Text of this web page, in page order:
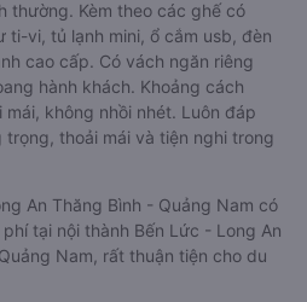
thường. Kèm theo các ghế có
ti-vi, tủ lạnh mini, ổ cắm usb, đèn
cao cấp. Có vách ngăn riêng
hành khách. Khoảng cách
không nhồi nhét. Luôn đáp
thoải mái và tiện nghi trong
An Thăng Bình - Quảng Nam có
tại nội thành Bến Lức - Long An
Nam, rất thuận tiện cho du